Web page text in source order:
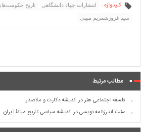
کلیدواژه : انتشارات جهاد دانشگاهی تاریخ
سینا فروزشمریم مبینی
مطالب مرتبط
فلسفه اجتماعی هنر در اندیشه دکارت و ملاصدرا
سنت اندرزنامه نویسی در اندیشه سیاسی تاریخ میانۀ ایران